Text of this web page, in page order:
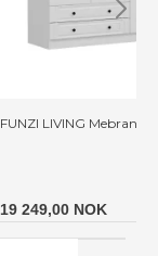
FUNZI LIVING Mebran -
19 249,00 NOK